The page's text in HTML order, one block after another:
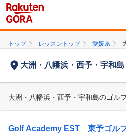
トップ レッスントップ 愛媛県
大洲・八幡浜・西予・宇和島
大洲・八幡浜・西予・宇和島のゴル
Golf Academy EST 東予ゴル